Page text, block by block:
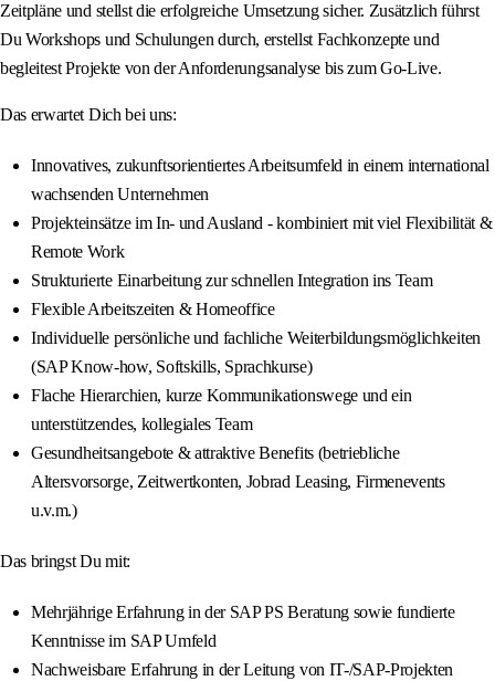
Zeitpläne und stellst die erfolgreiche Umsetzung sicher. Zusätzlich führst
Du Workshops und Schulungen durch, erstellst Fachkonzepte und
begleitest Projekte von der Anforderungsanalyse bis zum Go-Live.
Das erwartet Dich bei uns:
Innovatives, zukunftsorientiertes Arbeitsumfeld in einem international
wachsenden Unternehmen
Projekteinsätze im In- und Ausland - kombiniert mit viel Flexibilität &
Remote Work
Strukturierte Einarbeitung zur schnellen Integration ins Team
Flexible Arbeitszeiten & Homeoffice
Individuelle persönliche und fachliche Weiterbildungsmöglichkeiten
(SAP Know-how, Softskills, Sprachkurse)
Flache Hierarchien, kurze Kommunikationswege und ein
unterstützendes, kollegiales Team
Gesundheitsangebote & attraktive Benefits (betriebliche
Altersvorsorge, Zeitwertkonten, Jobrad Leasing, Firmenevents
u.v.m.)
Das bringst Du mit:
Mehrjährige Erfahrung in der SAP PS Beratung sowie fundierte
Kenntnisse im SAP Umfeld
Nachweisbare Erfahrung in der Leitung von IT-/SAP-Projekten